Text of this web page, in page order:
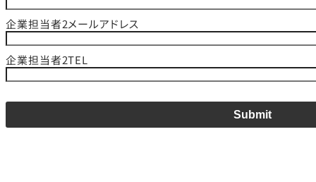
企業担当者2メールアドレス
企業担当者2TEL
Submit